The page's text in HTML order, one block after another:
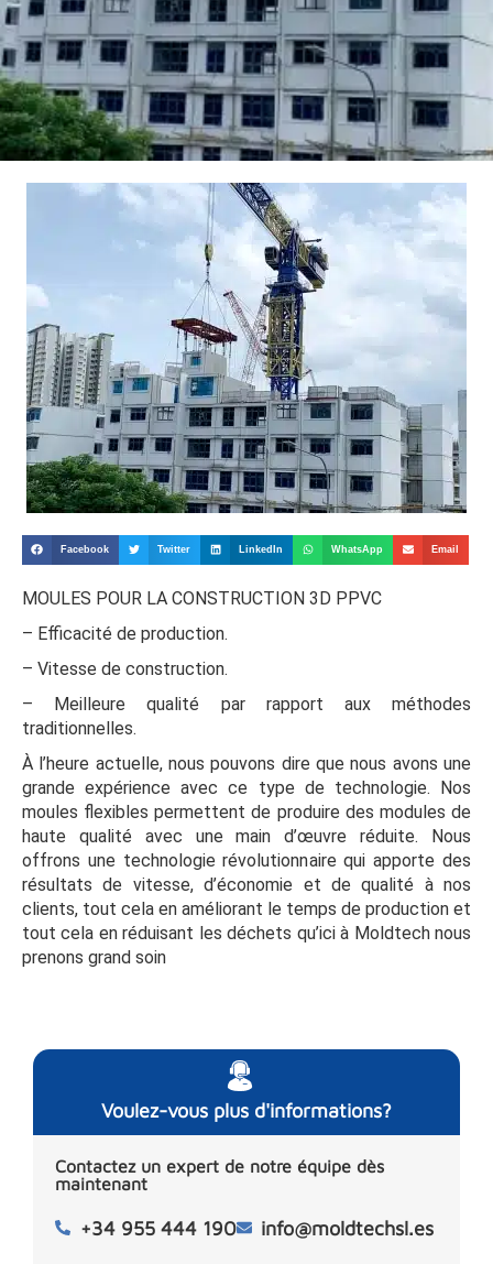
Facebook Twitter LinkedIn WhatsApp Email
MOULES POUR LA CONSTRUCTION 3D PPVC
– Efficacité de production.
– Vitesse de construction.
– Meilleure qualité par rapport aux méthodes
traditionnelles.
À l’heure actuelle, nous pouvons dire que nous avons une
grande expérience avec ce type de technologie. Nos
moules flexibles permettent de produire des modules de
haute qualité avec une main d’œuvre réduite. Nous
offrons une technologie révolutionnaire qui apporte des
résultats de vitesse, d’économie et de qualité à nos
clients, tout cela en améliorant le temps de production et
tout cela en réduisant les déchets qu’ici à Moldtech nous
prenons grand soin
Voulez-vous plus d'informations?
Contactez un expert de notre équipe dès
maintenant
+34 955 444 190 info@moldtechsl.es